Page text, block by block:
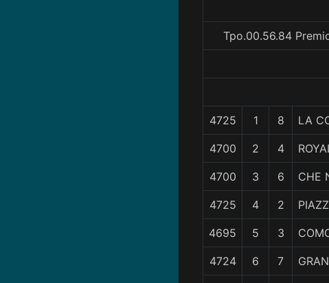
Tpo.00.56.84
4725 1 8 LA
4700 2 4
4700 3 6 CHE
4725 4 2
4695 5 3
4724 6 7